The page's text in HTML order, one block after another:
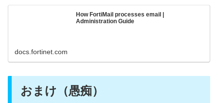
How FortiMail processes email |
Administration Guide
docs.fortinet.com
おまけ（愚痴）